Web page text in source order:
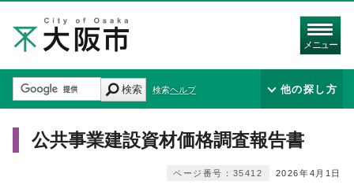
メニュー
検索 検索ヘルプ 他の探し方
公共事業建設資材価格調査報告書
2026年4月1日
ページ番号：35412